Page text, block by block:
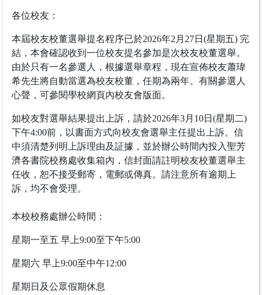
各位校友：
本屆校友校董選舉提名程序已於2026年2月27日(星期五) 完
結，本會確認收到一位校友提名參加是次校友校董選舉。
由於只有一名參選人，根據選舉章程，現在宣佈校友蕭瑋
希先生將自動當選為校友校董，任期為兩年。有關參選人
心聲，可參閱學校網頁內校友會版面。
如校友對選舉結果提出上訴，請於2026年3月10日(星期二)
下午4:00前，以書面方式向校友會選舉主任提出上訴。信
中須清楚列明上訴理由及証據，並於辦公時間內投入聖芳
濟各書院校務處收集箱內，信封面請註明校友校董選舉主
任收，恕不接受郵寄，電郵或傳真。請注意所有逾期上
訴，均不會受理。
本校校務處辦公時間：
星期一至五 早上9:00至下午5:00
星期六 早上9:00至中午12:00
星期日及公眾假期休息